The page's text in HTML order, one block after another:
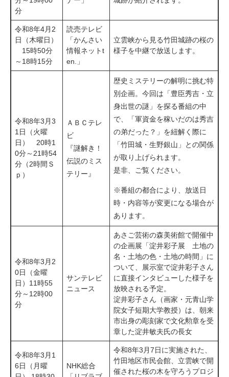
分
令和8年4月2
日（木曜日）
15時50分
～18時15分
読売テレビ
「かんさい
情報ネットt
en.」
立雲峡から見る竹田城跡の桜の
様子を中継で放送します。
令和8年3月3
1日（火曜
日） 20時1
0分～21時54
分（2時間Ｓ
ｐ）
ＡＢＣテレ
ビ
『謎解き！
伝説のミス
テリー』
歴史ミステリーの解明に挑む特
別企画。今回は「豊臣秀吉・立
身出世の謎」を探る番組の中
で、「軍資金を稼いだのは秀吉
の弟だった？」を紐解く際に
「竹田城・生野銀山」との関係
が取り上げられます。
是非、ご覧ください。
※番組の都合により、放送日
時・内容等が変更になる場合が
あります。
令和8年3月2
0日（金曜
日）11時55
分～12時00
分
サンテレビ
ニュース
あさご芸術の森美術館で開催中
の企画展「淀井彩子展 土地の
名・土地の色・土地の時間」に
ついて、展示室で淀井彩子さん
に直接インタビューした様子を
放映される予定。
淀井彩子さん（画家・元青山学
院女子短期大学教授）は、朝来
市出身の彫刻家で文化勲章を受
章した淀井敏夫氏の長女
令和8年3月1
6日（月曜
NHK総合
令和8年3月7日に実施された、
竹田地区市民会館、立雲峡で開
催された桜の木を守ろうプロジ